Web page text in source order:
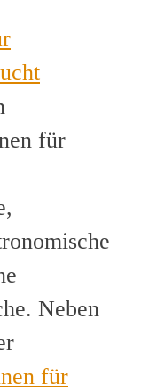
für
Neben
für